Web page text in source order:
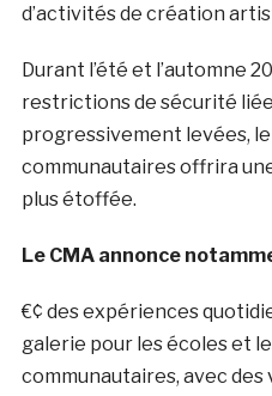
d’activités de création
Durant l’été et l’automne
restrictions de sécurité
progressivement levées,
communautaires offrira
plus étoffée.
Le CMA annonce
€¢ des expériences
galerie pour les écoles et
communautaires, avec